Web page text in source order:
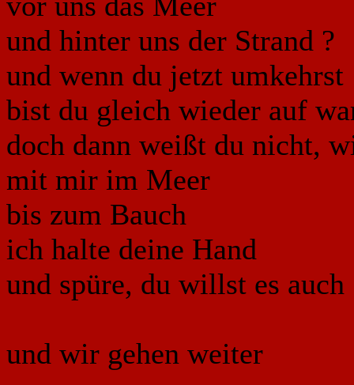
und hinter uns der Strand ?
und wenn du jetzt umkehrst
bist du gleich wieder auf
doch dann weißt du nicht,
mit mir im Meer
bis zum Bauch
ich halte deine Hand
und spüre, du willst es auch
und wir gehen weiter